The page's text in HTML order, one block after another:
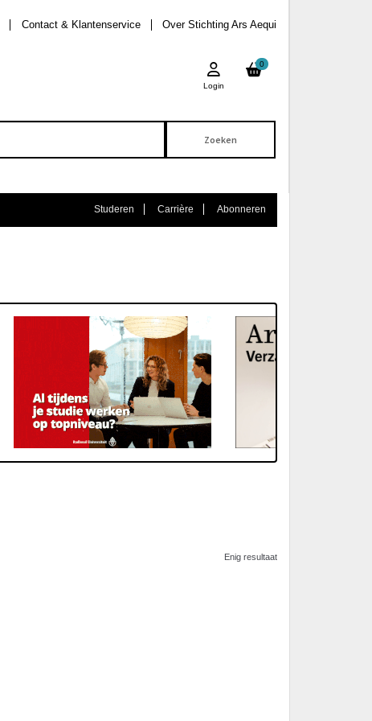
Over Stichting Ars Aequi
Contact & Klantenservice
0
Login
Studeren Carrière Abonneren
Enig resultaat